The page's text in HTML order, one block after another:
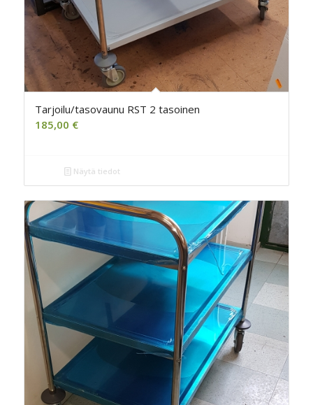
Tarjoilu/tasovaunu RST 2 tasoinen
185,00 €
Näytä tiedot